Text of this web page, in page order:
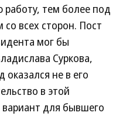
работу, тем более под
всех сторон. Пост
мог бы
Суркова,
оказался не в его
в этой
для бывшего